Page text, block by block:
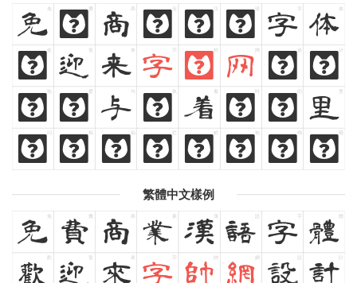
免
免
费
费 商
业
业 汉 语
字
字
体
体
欢
欢 迎
来
来
字
字 帅 网 设 计
热
热
爱
爱
与
与
执
执 着 时 间 里
闪
闪
烁
烁
灿
灿
烂
烂
鲜
鲜
艳
艳
绚
绚
丽
丽
繁體中文樣例
免
免
費
費 商 業 漢 語
字
字 體
歡
迎
迎
來
來
字
字 帥
網
網 設 計